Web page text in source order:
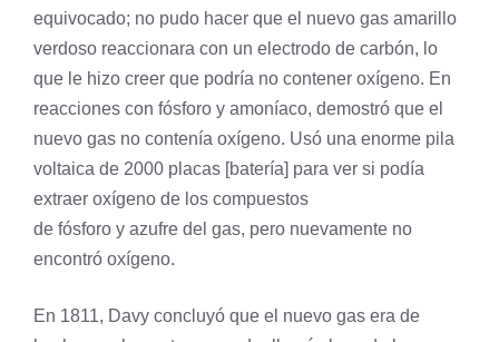
equivocado; no pudo hacer que el nuevo gas amarillo
verdoso reaccionara con un electrodo de carbón, lo
que le hizo creer que podría no contener oxígeno. En
reacciones con fósforo y amoníaco, demostró que el
nuevo gas no contenía oxígeno. Usó una enorme pila
voltaica de 2000 placas [batería] para ver si podía
extraer oxígeno de los compuestos
de fósforo y azufre del gas, pero nuevamente no
encontró oxígeno.
En 1811, Davy concluyó que el nuevo gas era de